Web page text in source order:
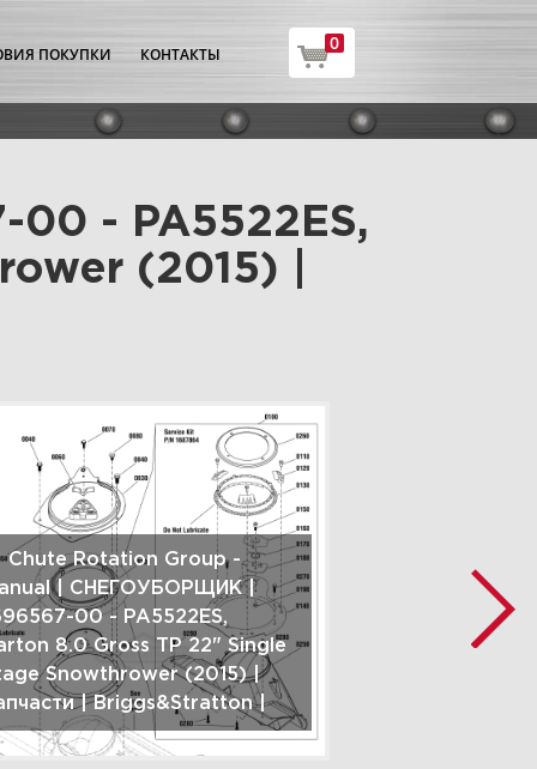
ПОКУПКИ КОНТАКТЫ
0
- PA5522ES,
(2015) |
Chute Rotation Group -
| СНЕГОУБОРЩИК |
00 - PA5522ES,
8.0 Gross TP 22" Single
Snowthrower (2015) |
| Briggs&Stratton |